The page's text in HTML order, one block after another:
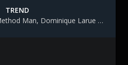
TREND
M-Dot – ‚SHINE‘ Ft. Method Man, Dominique Larue & Katy Gunn